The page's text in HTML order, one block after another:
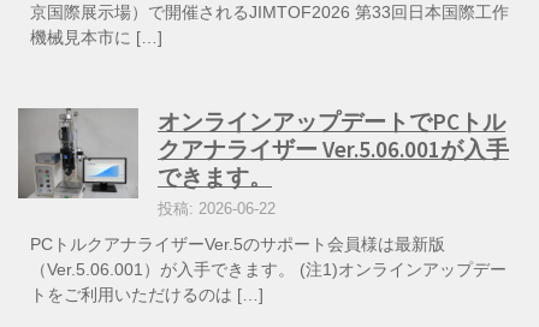
京国際展示場）で開催されるJIMTOF2026 第33回日本国際工作
機械見本市に […]
オンラインアップデートでPCトル
クアナライザー Ver.5.06.001が入手
できます。
投稿: 2026-06-22
PCトルクアナライザーVer.5のサポート会員様は最新版
（Ver.5.06.001）が入手できます。 (注1)オンラインアップデー
トをご利用いただけるのは […]